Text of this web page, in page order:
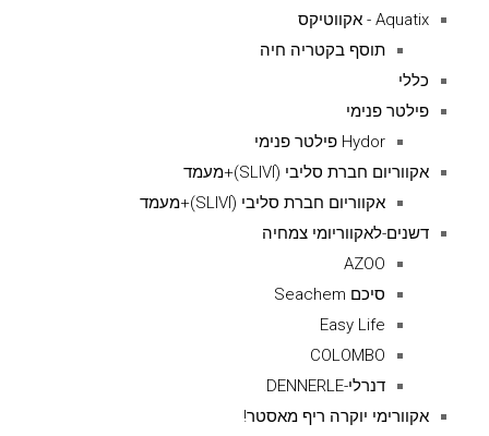
Aquatix - אקווטיקס
תוסף בקטריה חיה
כללי
פילטר פנימי
Hydor פילטר פנימי
אקווריום חברת סליבי (SLIVIׂׂ)+מעמד
אקווריום חברת סליבי (SLIVIׂׂ)+מעמד
דשנים-לאקווריומי צמחיה
AZOO
סיכם Seachem
Easy Life
COLOMBO
דנרלי-DENNERLE
אקוורימי יוקרה ריף מאסטר!